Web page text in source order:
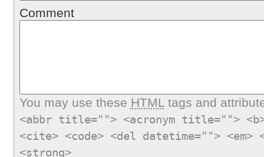
Comment
You may use these HTMLtags and
<abbr title=""> <acronym title="">
<cite> <code> <del datetime="">
<strong>